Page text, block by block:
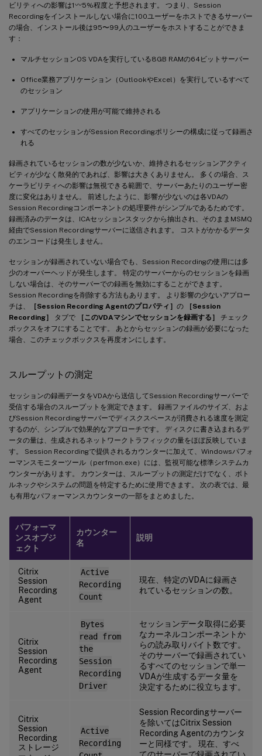
ビリティへの影響は1〰5%程度と予想されます。 つまり、Session
Recordingをインストールしない場合に100ユーザーをホストできるサーバー
の場合、インストール後は95〜99人のユーザーをホストすることができま
す：
マルチセッションOS VDAを実行している8GB RAMの64ビットサーバー
Office業務アプリケーション（OutlookやExcel）を実行しているすべて
のセッション
アプリケーションの使用が可能で維持される
すべてのセッションがSession Recordingポリシーの構成に従って録画さ
れる
録画されているセッションの数が少ないか、維持されるセッションアクティ
ビティが少なく散発的であれば、影響は大きくありません。 多くの場合、ス
ケーラビリティへの影響は無視できる範囲で、サーバーあたりのユーザー密
度に変化はありません。 前述したように、影響が少ないのは各VDAの
Session Recordingコンポーネントの処理要件がシンプルであるためです。
録画済みのデータは、ICAセッションスタックから抽出され、そのままMSMQ
経由でSession Recordingサーバーに送信されます。 コストがかかるデータ
のエンコードは発生しません。
セッションが録画されていない場合でも、Session Recordingの使用には多
少のオーバーヘッドが発生します。 特定のサーバーからのセッションを録画
しない場合は、そのサーバーでの録画を無効にすることができます。
Session Recordingを削除する方法もあります。 より影響の少ないアプロー
チは、
［Session Recording Agentのプロパティ］ の
［Session
Recording］
タブで ［このVDAマシンでセッションを録画する］
チェック
ボックスをオフにすることです。 あとからセッションの録画が必要になった
場合、このチェックボックスを再度オンにします。
スループットの測定
セッションの録画データをVDAから送信してSession Recordingサーバーで
受信する場合のスループットを測定できます。 録画ファイルのサイズ、およ
びSession Recordingサーバーでディスクスペースが消費される速度を測定
するのが、シンプルで効果的なアプローチです。 ディスクに書き込まれるデ
ータの量は、生成されるネットワークトラフィックの量をほぼ反映していま
す。 Session Recordingで提供されるカウンターに加えて、Windowsパフォ
ーマンスモニターツール（perfmon.exe）には、監視可能な標準システムカ
ウンターがあります。 カウンターは、スループットの測定だけでなく、ボト
ルネックやシステムの問題を特定するために使用できます。 次の表では、最
も有用なパフォーマンスカウンターの一部をまとめました。
パフォーマ
ンスオブジ
ェクト
カウンター
名
説明
Citrix
Session
Recording
Agent
Active
Recording
Count
現在、特定のVDAに録画さ
れているセッションの数。
Citrix
Session
Recording
Agent
Bytes
read from
the
Session
Recording
Driver
セッションデータ取得に必要
なカーネルコンポーネントか
らの読み取りバイト数です。
そのサーバーで録画されてい
るすべてのセッションで単一
VDAが生成するデータ量を
決定するために役立ちます。
Citrix
Session
Recording
ストレージ
Active
Recording
Session Recordingサーバー
を除いてはCitrix Session
Recording Agentのカウンタ
ーと同様です。 現在、すべ
てのサーバーで録画されてい